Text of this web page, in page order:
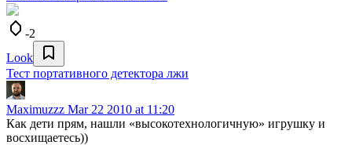
-2
Look
Тест портативного детектора лжи
Maximuzzz Mar 22 2010 at 11:20
Как дети прям, нашли «высокотехнологичную» игрушку и
восхищаетесь))